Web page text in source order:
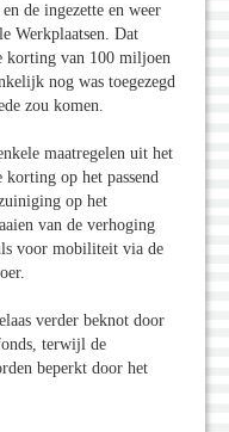
de ingezette en weer
Werkplaatsen. Dat
korting van 100 miljoen
nog was toegezegd
zou komen.
maatregelen uit het
korting op het passend
op het
van de verhoging
voor mobiliteit via de
verder beknot door
terwijl de
beperkt door het